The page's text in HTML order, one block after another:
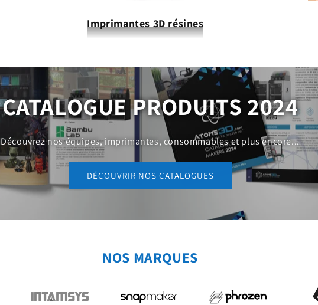
Imprimantes 3D résines
CATALOGUE PRODUITS 2024
Découvrez nos équipes, imprimantes, consommables et plus encore...
DÉCOUVRIR NOS CATALOGUES
NOS MARQUES